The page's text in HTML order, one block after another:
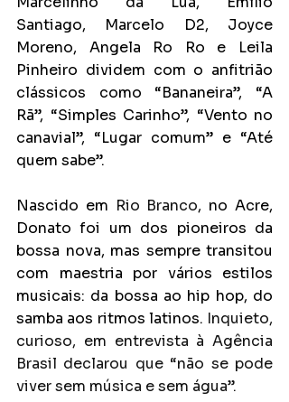
Santiago, Marcelo D2, Joyce
Moreno, Angela Ro Ro e Leila
Pinheiro dividem com o anfitrião
clássicos como “Bananeira”, “A
Rã”, “Simples Carinho”, “Vento no
canavial”, “Lugar comum” e “Até
quem sabe”.
Nascido em Rio Branco, no Acre,
Donato foi um dos pioneiros da
bossa nova, mas sempre transitou
com maestria por vários estilos
musicais: da bossa ao hip hop, do
samba aos ritmos latinos. Inquieto,
curioso, em entrevista à Agência
Brasil declarou que “não se pode
viver sem música e sem água”.